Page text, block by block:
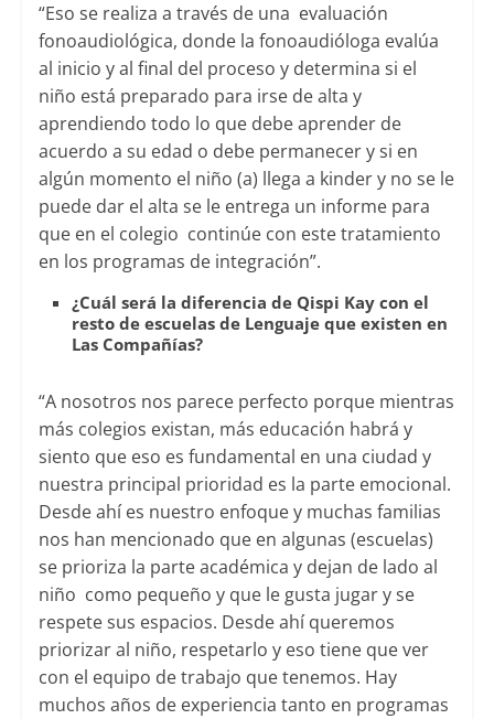
“Eso se realiza a través de una evaluación
fonoaudiológica, donde la fonoaudióloga evalúa
al inicio y al final del proceso y determina si el
niño está preparado para irse de alta y
aprendiendo todo lo que debe aprender de
acuerdo a su edad o debe permanecer y si en
algún momento el niño (a) llega a kinder y no se le
puede dar el alta se le entrega un informe para
que en el colegio continúe con este tratamiento
en los programas de integración”.
¿Cuál será la diferencia de Qispi Kay con el
resto de escuelas de Lenguaje que existen en
Las Compañías?
“A nosotros nos parece perfecto porque mientras
más colegios existan, más educación habrá y
siento que eso es fundamental en una ciudad y
nuestra principal prioridad es la parte emocional.
Desde ahí es nuestro enfoque y muchas familias
nos han mencionado que en algunas (escuelas)
se prioriza la parte académica y dejan de lado al
niño como pequeño y que le gusta jugar y se
respete sus espacios. Desde ahí queremos
priorizar al niño, respetarlo y eso tiene que ver
con el equipo de trabajo que tenemos. Hay
muchos años de experiencia tanto en programas